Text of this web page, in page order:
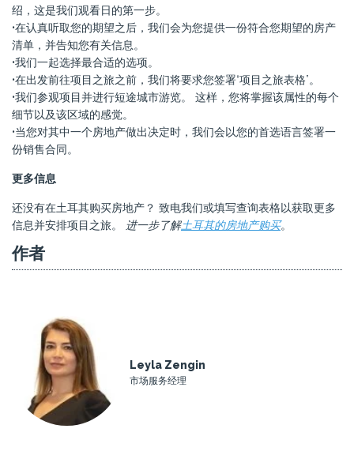
绍，这是我们观看日的第一步。
•在认真听取您的期望之后，我们会为您提供一份符合您期望的房产
清单，并告知您有关信息。
•我们一起选择最合适的选项。
•在出发前往项目之旅之前，我们将要求您签署“项目之旅表格”。
•我们参观项目并进行短途城市游览。 这样，您将掌握该属性的每个
细节以及该区域的感觉。
•当您对其中一个房地产做出决定时，我们会以您的首选语言签署一
份销售合同。
更多信息
还没有在土耳其购买房地产？ 致电我们或填写查询表格以获取更多
信息并安排项目之旅。
进一步了解土耳其的房地产购买。
作者
Leyla Zengin
市场服务经理